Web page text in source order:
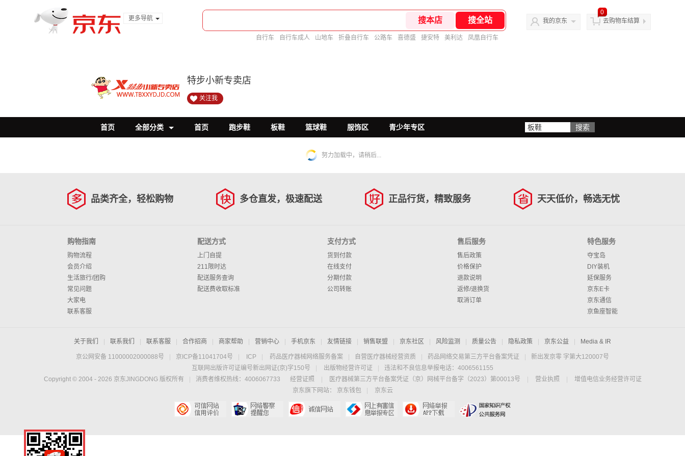
更多导航
自行车 自行车成人 山地车 折叠自行车 公路车 喜德盛 捷安特 美利达 凤凰自行车
我的京东
0
去购物车结算
特步小新专卖店
关注我
首页 全部分类 首页 跑步鞋 板鞋 篮球鞋 服饰区 青少年专区
努力加载中，请稍后...
品类齐全，轻松购物 多仓直发，极速配送 正品行货，精致服务 天天低价，畅选无忧
购物指南
购物流程
会员介绍
生活旅行/团购
常见问题
大家电
联系客服
配送方式
上门自提
211限时达
配送服务查询
配送费收取标准
支付方式
货到付款
在线支付
分期付款
公司转账
售后服务
售后政策
价格保护
退款说明
返修/退换货
取消订单
特色服务
夺宝岛
DIY装机
延保服务
京东E卡
京东通信
京鱼座智能
关于我们 联系我们 联系客服 合作招商 商家帮助 营销中心 手机京东 友情链接 销售联盟 京东社区 风险监测 质量公告 隐私政策 京东公益 Media & IR
京公网安备 11000002000088号 京ICP备11041704号 ICP 药品医疗器械网络服务备案 自营医疗器械经营资质 药品网络交易第三方平台备案凭证
新出发京零 字第大120007号
互联网出版许可证编号新出网证(京)字150号
出版物经营许可证
违法和不良信息举报电话：4006561155
Copyright © 2004 - 2026 京东JINGDONG 版权所有 消费者维权热线：4006067733 经营证照 医疗器械第三方平台备案凭证（京）网械平台备字（2023）第00013号 营业执照
增值电信业务经营许可证
京东旗下网站：
京东钱包 京东云